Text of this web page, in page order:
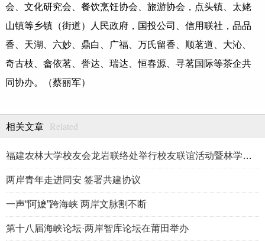
会、文化研究会、餐饮烹饪协会、旅游协会，点头镇、太姥
山镇等乡镇（街道）人民政府，国投公司、信用联社，品品
香、天湖、六妙、鼎白、广福、万氏留香、顺茗道、大沁、
奇古枝、畲依茗、誉达、瑞达、恒春源、寻茗国际等茶企共
同协办。（蔡丽军）
相关文章 Related
福建农林大学校友会龙岩联络处举行校友联谊活动暨林学、生物医药
两岸青年走进同安 签署共建协议
一声“阿嬷”跨海峡 两岸文脉割不断
第十八届海峡论坛·两岸智库论坛在莆田举办